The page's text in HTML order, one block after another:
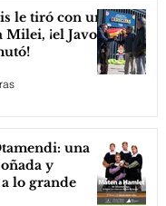
le tiró con un
¡el Javo
una
y
lo grande